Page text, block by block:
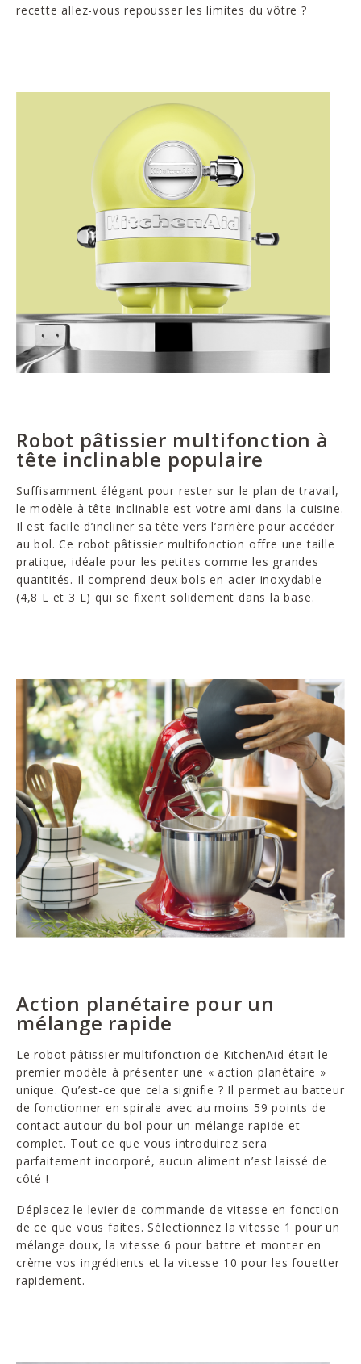
recette allez-vous repousser les limites du vôtre ?
Robot pâtissier multifonction à
tête inclinable populaire
Suffisamment élégant pour rester sur le plan de travail,
le modèle à tête inclinable est votre ami dans la cuisine.
Il est facile d’incliner sa tête vers l’arrière pour accéder
au bol. Ce robot pâtissier multifonction offre une taille
pratique, idéale pour les petites comme les grandes
quantités. Il comprend deux bols en acier inoxydable
(4,8 L et 3 L) qui se fixent solidement dans la base.
Action planétaire pour un
mélange rapide
Le robot pâtissier multifonction de KitchenAid était le
premier modèle à présenter une « action planétaire »
unique. Qu’est-ce que cela signifie ? Il permet au batteur
de fonctionner en spirale avec au moins 59 points de
contact autour du bol pour un mélange rapide et
complet. Tout ce que vous introduirez sera
parfaitement incorporé, aucun aliment n’est laissé de
côté !
Déplacez le levier de commande de vitesse en fonction
de ce que vous faites. Sélectionnez la vitesse 1 pour un
mélange doux, la vitesse 6 pour battre et monter en
crème vos ingrédients et la vitesse 10 pour les fouetter
rapidement.